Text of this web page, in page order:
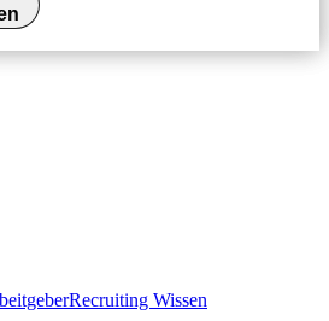
Recruiting Wissen